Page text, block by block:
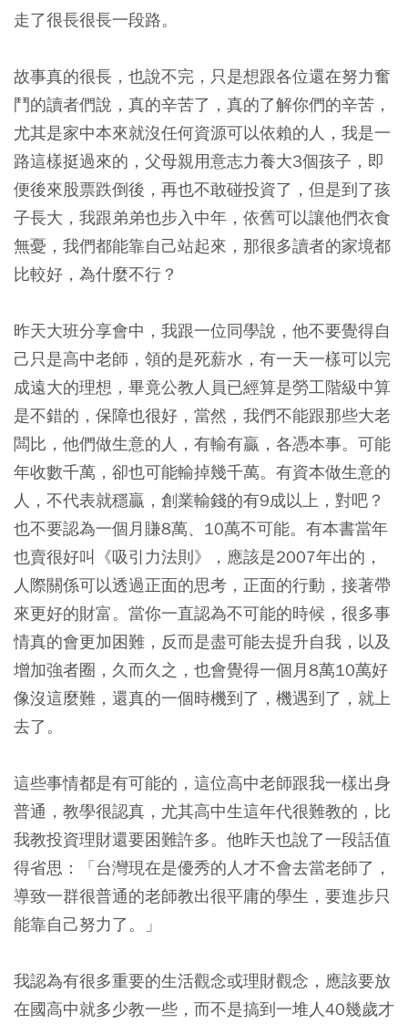
走了很長很長一段路。
故事真的很長，也說不完，只是想跟各位還在努力奮
鬥的讀者們說，真的辛苦了，真的了解你們的辛苦，
尤其是家中本來就沒任何資源可以依賴的人，我是一
路這樣挺過來的，父母親用意志力養大3個孩子，即
便後來股票跌倒後，再也不敢碰投資了，但是到了孩
子長大，我跟弟弟也步入中年，依舊可以讓他們衣食
無憂，我們都能靠自己站起來，那很多讀者的家境都
比較好，為什麼不行？
昨天大班分享會中，我跟一位同學說，他不要覺得自
己只是高中老師，領的是死薪水，有一天一樣可以完
成遠大的理想，畢竟公教人員已經算是勞工階級中算
是不錯的，保障也很好，當然，我們不能跟那些大老
闆比，他們做生意的人，有輸有贏，各憑本事。可能
年收數千萬，卻也可能輸掉幾千萬。有資本做生意的
人，不代表就穩贏，創業輸錢的有9成以上，對吧？
也不要認為一個月賺8萬、10萬不可能。 有本書當年
也賣很好叫《吸引力法則》，應該是2007年出的，
人際關係可以透過正面的思考，正面的行動，接著帶
來更好的財富。當你一直認為不可能的時候，很多事
情真的會更加困難，反而是盡可能去提升自我，以及
增加強者圈，久而久之，也會覺得一個月8萬10萬好
像沒這麼難，還真的一個時機到了，機遇到了，就上
去了。
這些事情都是有可能的，這位高中老師跟我一樣出身
普通，教學很認真，尤其高中生這年代很難教的，比
我教投資理財還要困難許多。他昨天也說了一段話值
得省思：「台灣現在是優秀的人才不會去當老師了，
導致一群很普通的老師教出很平庸的學生，要進步只
能靠自己努力了。」
我認為有很多重要的生活觀念或理財觀念，應該要放
在國高中就多少教一些，而不是搞到一堆人40幾歲才